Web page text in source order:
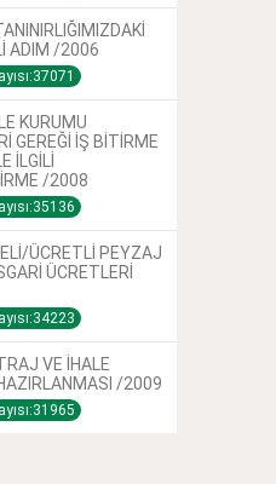
ADIM /2006
KURUMU
GEREĞİ İŞ BİTİRME
İLGİLİ
/2008
ÜCRETLİ PEYZAJ
ÜCRETLERİ
VE İHALE
/2009